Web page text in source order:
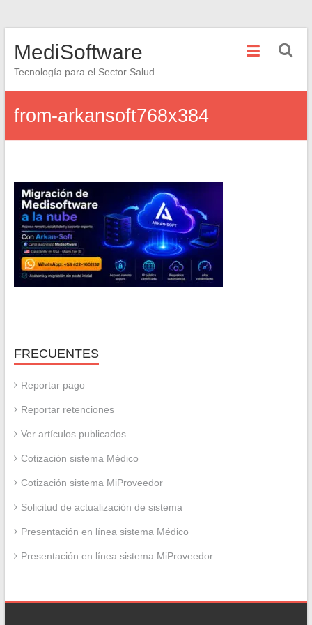
MediSoftware
Tecnología para el Sector Salud
from-arkansoft768x384
FRECUENTES
Reportar pago
Reportar retenciones
Ver artículos publicados
Cotización sistema Médico
Cotización sistema MiProveedor
Solicitud de actualización de sistema
Presentación en línea sistema Médico
Presentación en línea sistema MiProveedor